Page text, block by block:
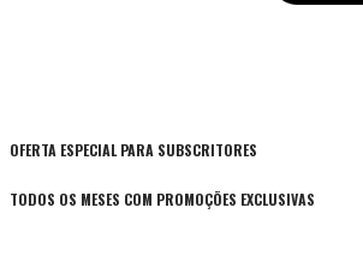
OFERTA ESPECIAL PARA SUBSCRITORES
TODOS OS MESES COM PROMOÇÕES EXCLUSIVAS